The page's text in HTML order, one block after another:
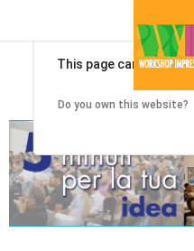
This page can't load
Do you own this website?